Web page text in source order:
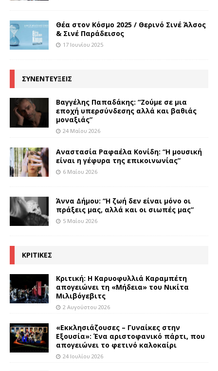
Θέα στον Κόσμο 2025 / Θερινό Σινέ Άλσος
& Σινέ Παράδεισος
17 Ιουνίου 2025
ΣΥΝΕΝΤΕΥΞΕΙΣ
Βαγγέλης Παπαδάκης: “Ζούμε σε μια
εποχή υπερσύνδεσης αλλά και βαθιάς
μοναξιάς”
24 Μαΐου 2026
Αναστασία Ραφαέλα Κονίδη: “Η μουσική
είναι η γέφυρα της επικοινωνίας”
6 Μαΐου 2026
Άννα Δήμου: “Η ζωή δεν είναι μόνο οι
πράξεις μας, αλλά και οι σιωπές μας”
5 Μαΐου 2026
ΚΡΙΤΙΚΕΣ
Κριτική: Η Καρυοφυλλιά Καραμπέτη
απογειώνει τη «Μήδεια» του Νικίτα
Μιλιβόγεβιτς
2 Αυγούστου 2026
«Εκκλησιάζουσες – Γυναίκες στην
Εξουσία»: Ένα αριστοφανικό πάρτι, που
απογειώνει το φετινό καλοκαίρι
24 Ιουλίου 2026